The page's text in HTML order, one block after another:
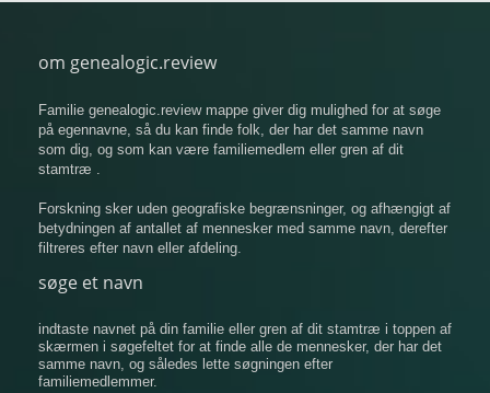
om genealogic.review
Familie genealogic.review mappe giver dig mulighed for at søge
på egennavne, så du kan finde folk, der har det samme navn
som dig, og som kan være familiemedlem eller gren af ​​dit
stamtræ .
Forskning sker uden geografiske begrænsninger, og afhængigt af
betydningen af ​​antallet af mennesker med samme navn, derefter
filtreres efter navn eller afdeling.
søge et navn
indtaste navnet på din familie eller gren af ​​dit stamtræ i toppen af
​​skærmen i søgefeltet for at finde alle de mennesker, der har det
samme navn, og således lette søgningen efter
familiemedlemmer.